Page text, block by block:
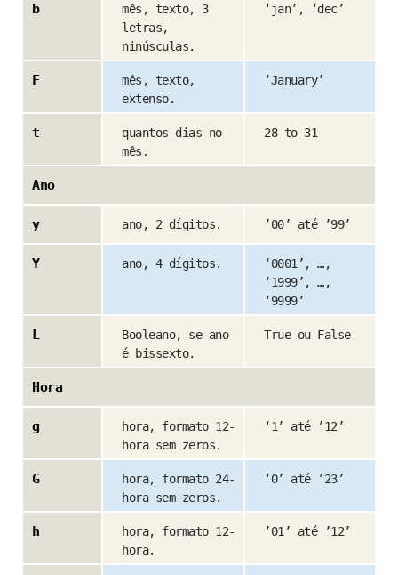
b
mês, texto, 3
letras,
ninúsculas.
‘jan’, ‘dec’
F
mês, texto,
extenso.
‘January’
t
quantos dias no
mês.
28 to 31
Ano
y ano, 2 dígitos. ’00’ até ’99’
Y ano, 4 dígitos.
‘0001’, …,
‘1999’, …,
‘9999’
L
Booleano, se ano
é bissexto.
True ou False
Hora
g
hora, formato 12-
hora sem zeros.
‘1’ até ’12’
G
hora, formato 24-
hora sem zeros.
‘0’ até ’23’
h
hora, formato 12-
hora.
’01’ até ’12’